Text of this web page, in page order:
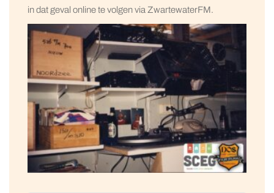
in dat geval online te volgen via ZwartewaterFM.